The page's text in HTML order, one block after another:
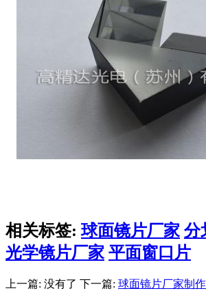
相关标签:球面镜片厂家 分
光学镜片厂家 平面窗口片
上一篇: 没有了 下一篇: 球面镜片厂家制